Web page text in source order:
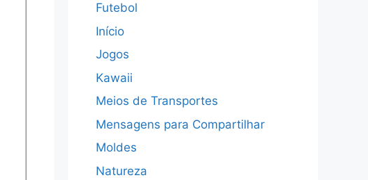
Futebol
Início
Jogos
Kawaii
Meios de Transportes
Mensagens para Compartilhar
Moldes
Natureza